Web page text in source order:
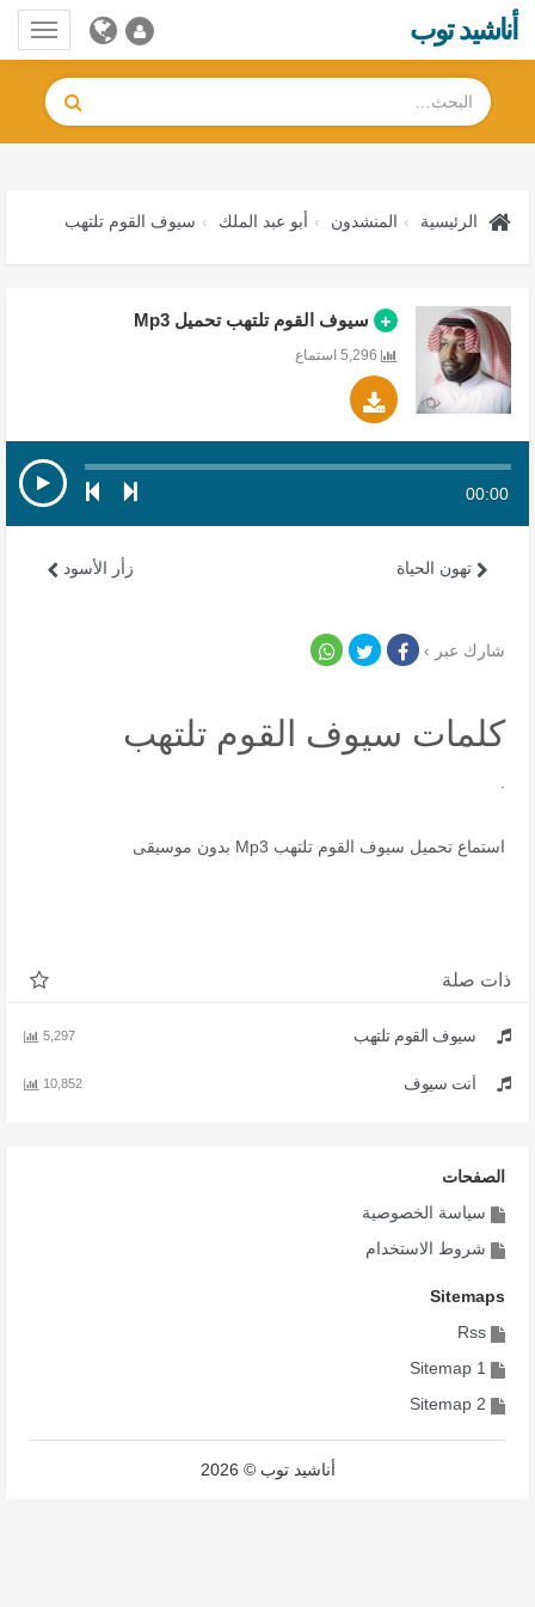
أناشيد توب
الرئيسية المنشدون أبو عبد الملك سيوف القوم تلتهب
سيوف القوم تلتهب تحميل Mp3
00:00
زأر الأسود تهون الحياة
شارك عبر ›
كلمات سيوف القوم تلتهب
.
استماع تحميل سيوف القوم تلتهب Mp3 بدون موسيقى
ذات صلة
سيوف القوم تلتهب 5,297
أنت سيوف 10,852
الصفحات
سياسة الخصوصية
شروط الاستخدام
Sitemaps
Rss
Sitemap 1
Sitemap 2
أناشيد توب © 2026